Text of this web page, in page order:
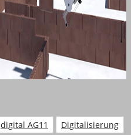
digital AG11 Digitalisierung